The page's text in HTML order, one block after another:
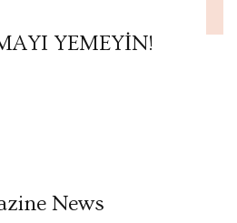
YEMEYİN!
News